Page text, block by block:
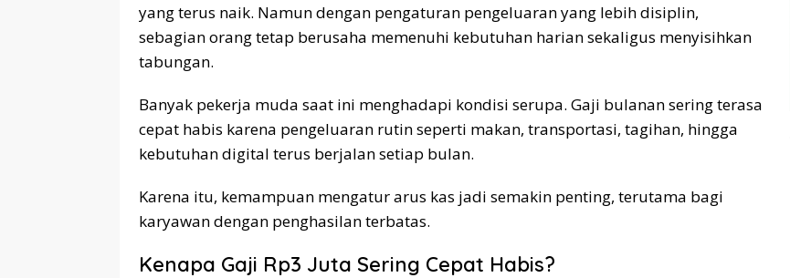
yang terus naik. Namun dengan pengaturan pengeluaran yang lebih disiplin,
sebagian orang tetap berusaha memenuhi kebutuhan harian sekaligus menyisihkan
tabungan.
Banyak pekerja muda saat ini menghadapi kondisi serupa. Gaji bulanan sering terasa
cepat habis karena pengeluaran rutin seperti makan, transportasi, tagihan, hingga
kebutuhan digital terus berjalan setiap bulan.
Karena itu, kemampuan mengatur arus kas jadi semakin penting, terutama bagi
karyawan dengan penghasilan terbatas.
Kenapa Gaji Rp3 Juta Sering Cepat Habis?